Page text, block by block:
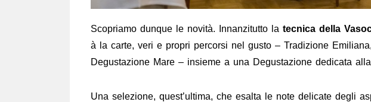
Scopriamo dunque le novità. Innanzitutto la tecnica della
à la carte, veri e propri percorsi nel gusto – Tradizione
Degustazione Mare – insieme a una Degustazione dedicata
Una selezione, quest’ultima, che esalta le note delicate degli